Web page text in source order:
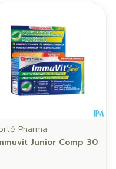
Pharma
Junior Comp 30